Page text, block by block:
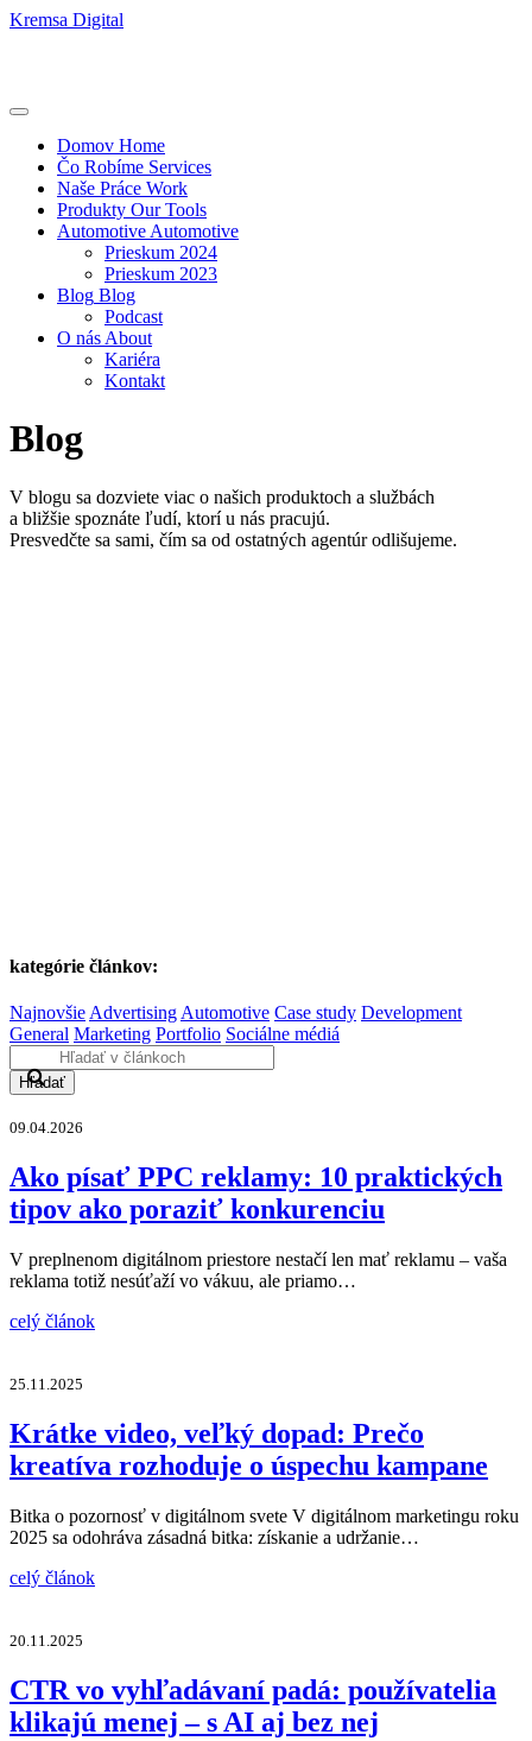
Kremsa Digital
Domov Home
Čo Robíme Services
Naše Práce Work
Produkty Our Tools
Automotive Automotive
Prieskum 2024
Prieskum 2023
Blog Blog
Podcast
O nás About
Kariéra
Kontakt
Blog
V blogu sa dozviete viac o našich produktoch a službách
a bližšie spoznáte ľudí, ktorí u nás pracujú.
Presvedčte sa sami, čím sa od ostatných agentúr odlišujeme.
kategórie článkov:
Najnovšie Advertising Automotive Case study Development
General Marketing Portfolio Sociálne médiá
Hľadať
09.04.2026
Ako písať PPC reklamy: 10 praktických
tipov ako poraziť konkurenciu
V preplnenom digitálnom priestore nestačí len mať reklamu – vaša
reklama totiž nesúťaží vo vákuu, ale priamo…
celý článok
25.11.2025
Krátke video, veľký dopad: Prečo
kreatíva rozhoduje o úspechu kampane
Bitka o pozornosť v digitálnom svete V digitálnom marketingu roku
2025 sa odohráva zásadná bitka: získanie a udržanie…
celý článok
20.11.2025
CTR vo vyhľadávaní padá: používatelia
klikajú menej – s AI aj bez nej